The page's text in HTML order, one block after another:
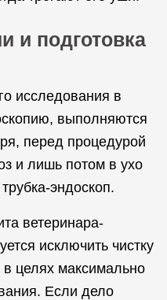
и подготовка
исследования в
выполняются
перед процедурой
и лишь потом в ухо
эндоскоп.
ветеринара-
исключить чистку
целях максимально
Если дело